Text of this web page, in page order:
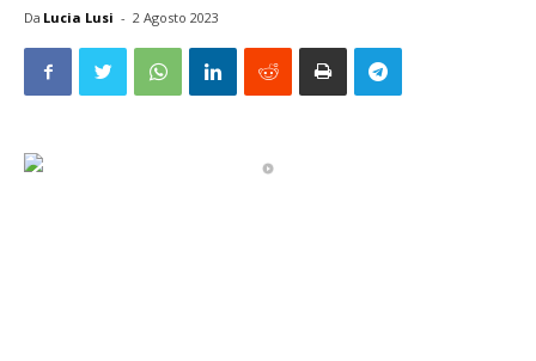
Da Lucia Lusi - 2 Agosto 2023